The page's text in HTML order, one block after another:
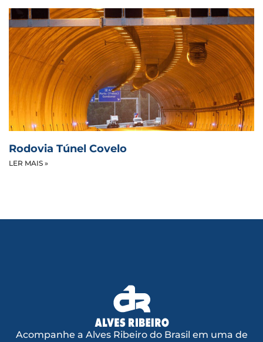
Rodovia Túnel Covelo
LER MAIS »
Acompanhe a Alves Ribeiro do Brasil em uma de